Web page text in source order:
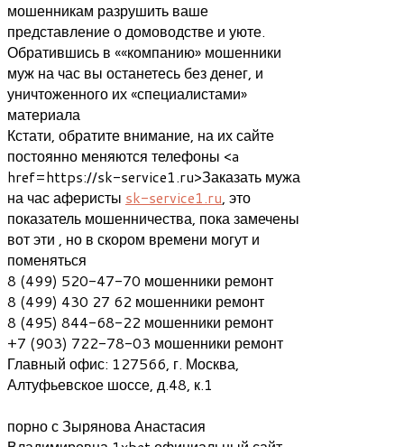
мошенникам разрушить ваше
представление о домоводстве и уюте.
Обратившись в ««компанию» мошенники
муж на час вы останетесь без денег, и
уничтоженного их «специалистами»
материала
Кстати, обратите внимание, на их сайте
постоянно меняются телефоны <a
href=https://sk-service1.ru>Заказать мужа
на час аферисты sk-service1.ru, это
показатель мошенничества, пока замечены
вот эти , но в скором времени могут и
поменяться
8 (499) 520-47-70 мошенники ремонт
8 (499) 430 27 62 мошенники ремонт
8 (495) 844-68-22 мошенники ремонт
+7 (903) 722-78-03 мошенники ремонт
Главный офис: 127566, г. Москва,
Алтуфьевское шоссе, д.48, к.1
порно с Зырянова Анастасия